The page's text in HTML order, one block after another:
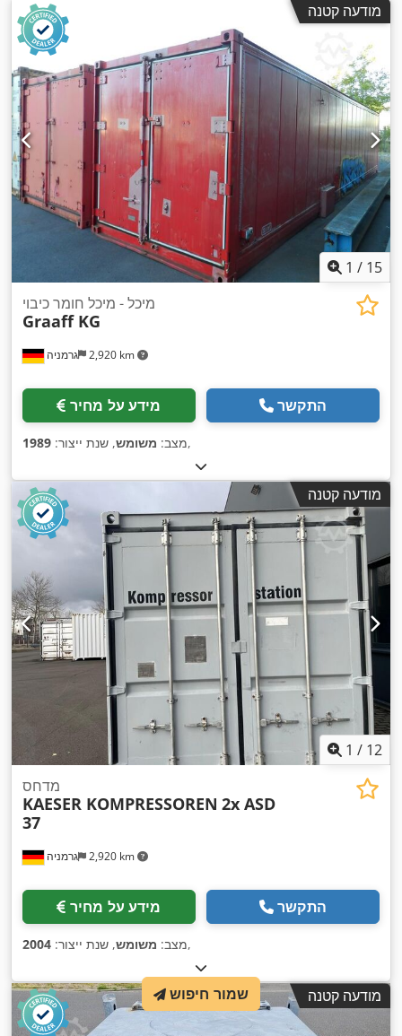
מודעה קטנה
1 / 15
גרמניה 2,920 km
מיכל - מיכל חומר כיבוי
Graaff KG
מידע על מחיר התקשר
מצב: משומש, שנת ייצור: 1989 ,
מודעה קטנה
1 / 12
גרמניה 2,920 km
מדחס
KAESER KOMPRESSOREN 2x ASD
37
מידע על מחיר התקשר
מצב: משומש, שנת ייצור: 2004 ,
מודעה קטנה שמור חיפוש